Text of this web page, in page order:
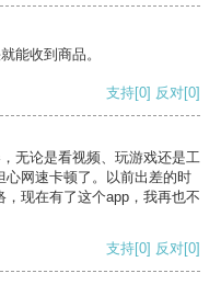
能收到商品。
支持[0] 反对[0]
无论是看视频、玩游戏还是工
网速卡顿了。以前出差的时
现在有了这个app，我再也不
支持[0] 反对[0]